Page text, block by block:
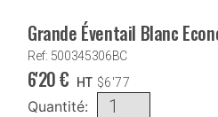
Grande Éventail Blanc
Ref: 500345306BC
6'20€ HT $6'77
Quantité: